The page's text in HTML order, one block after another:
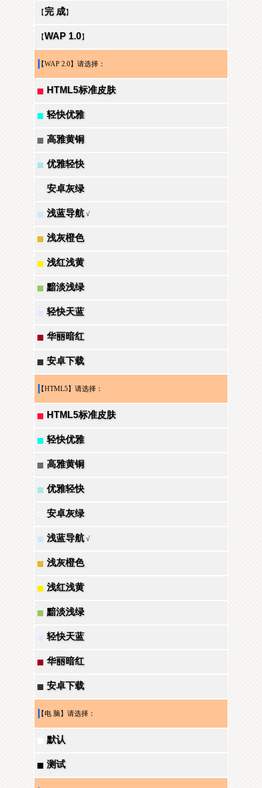
【 完 成】
【WAP 1.0】
【WAP 2.0】请选择：
HTML5标准皮肤
轻快优雅
高雅黄铜
优雅轻快
安卓灰绿
浅蓝导航√
浅灰橙色
浅红浅黄
黯淡浅绿
轻快天蓝
华丽暗红
安卓下载
【HTML5】请选择：
HTML5标准皮肤
轻快优雅
高雅黄铜
优雅轻快
安卓灰绿
浅蓝导航√
浅灰橙色
浅红浅黄
黯淡浅绿
轻快天蓝
华丽暗红
安卓下载
【电 脑】请选择：
默认
测试